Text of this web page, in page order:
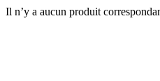
Il n’y a aucun produit